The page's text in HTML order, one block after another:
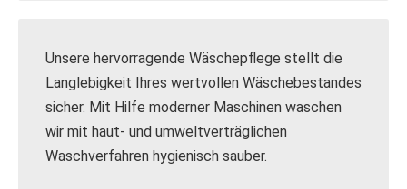
Unsere hervorragende Wäschepflege stellt die
Langlebigkeit Ihres wertvollen Wäschebestandes
sicher. Mit Hilfe moderner Maschinen waschen
wir mit haut- und umweltverträglichen
Waschverfahren hygienisch sauber.